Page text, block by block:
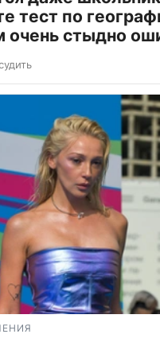
тест по
очень стыдно